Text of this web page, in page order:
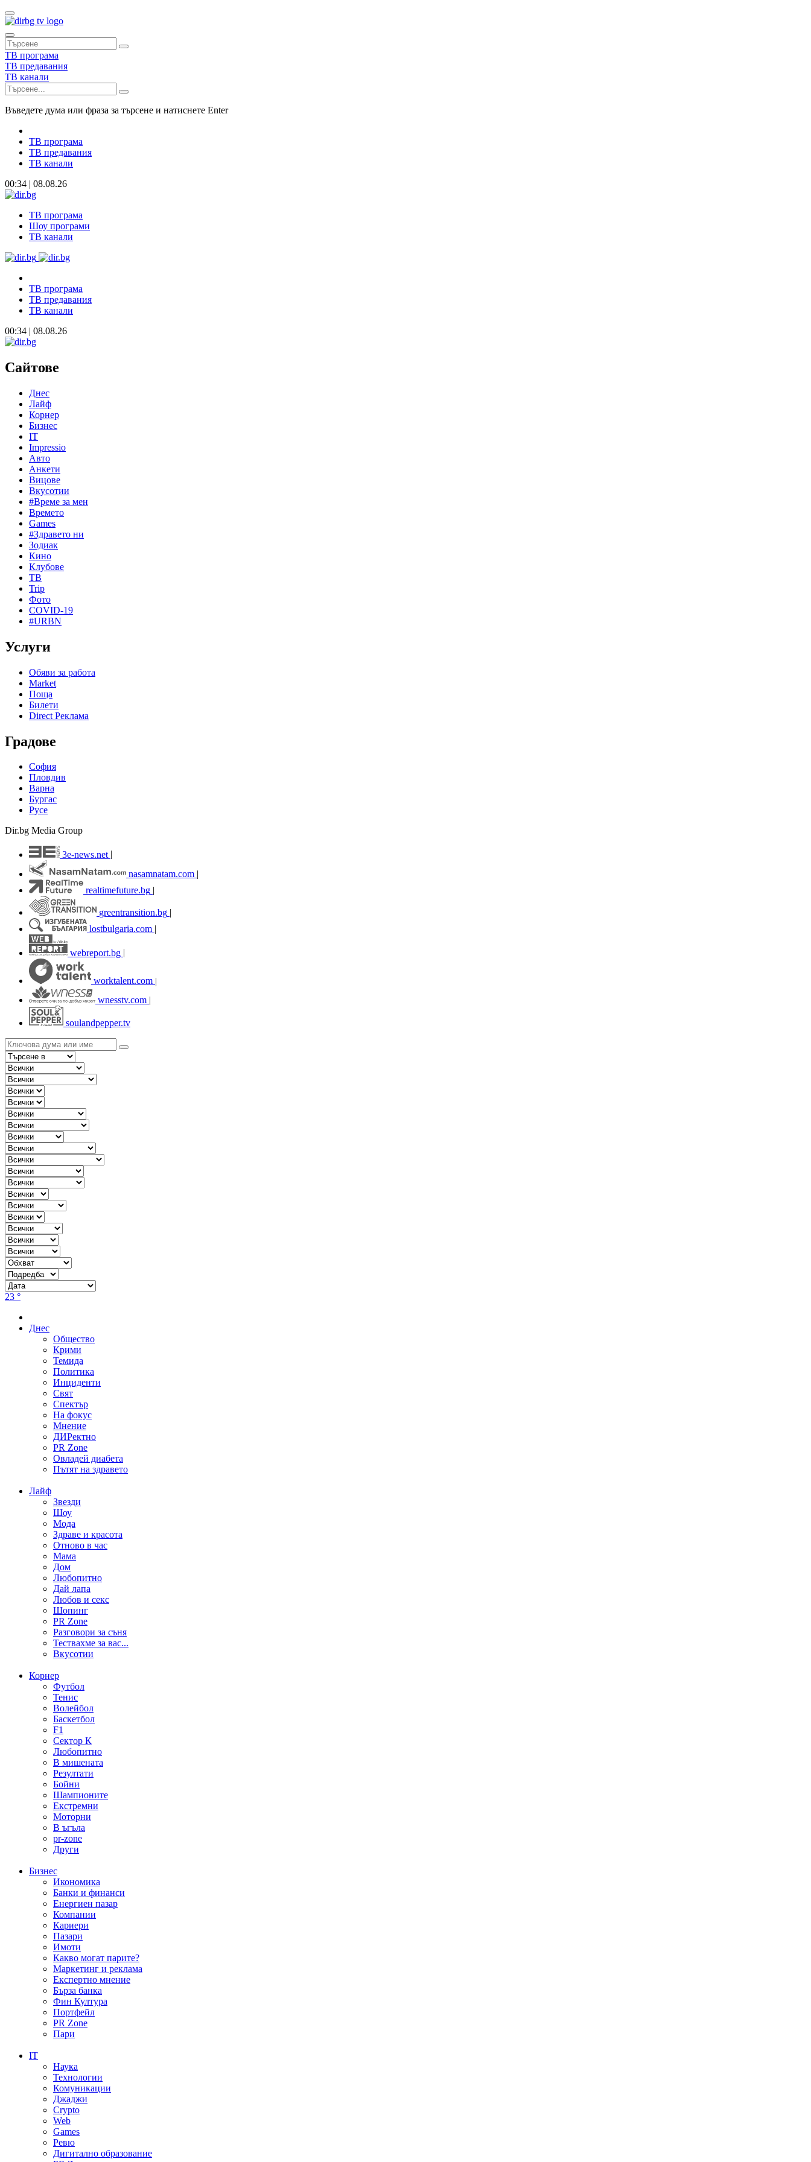
ТВ програма
ТВ предавания
ТВ канали
Въведете дума или фраза за търсене и натиснете Enter
ТВ програма
ТВ предавания
ТВ канали
00:34 | 08.08.26
ТВ програма
Шоу програми
ТВ канали
ТВ програма
ТВ предавания
ТВ канали
00:34 | 08.08.26
Сайтове
Днес
Лайф
Корнер
Бизнес
IT
Impressio
Авто
Анкети
Вицове
Вкусотии
#Време за мен
Времето
Games
#Здравето ни
Зодиак
Кино
Клубове
ТВ
Trip
Фото
COVID-19
#URBN
Услуги
Обяви за работа
Market
Поща
Билети
Direct Реклама
Градове
София
Пловдив
Варна
Бургас
Русе
Dir.bg Media Group
3e-news.net
nasamnatam.com |
realtimefuture.bg |
greentransition.bg |
lostbulgaria.com |
webreport.bg
worktalent.com |
wnesstv.com |
soulandpepper.tv
23 °
Днес
Общество
Крими
Темида
Политика
Инциденти
Свят
Спектър
На фокус
Мнение
ДИРектно
PR Zone
Овладей диабета
Пътят на здравето
Лайф
Звезди
Шоу
Мода
Здраве и красота
Отново в час
Мама
Дом
Любопитно
Дай лапа
Любов и секс
Шопинг
PR Zone
Разговори за съня
Тествахме за вас...
Вкусотии
Корнер
Футбол
Тенис
Волейбол
Баскетбол
F1
Сектор К
Любопитно
В мишената
Резултати
Бойни
Шампионите
Екстремни
Моторни
В ъгъла
pr-zone
Други
Бизнес
Икономика
Банки и финанси
Енергиен пазар
Компании
Кариери
Пазари
Имоти
Какво могат парите?
Маркетинг и реклама
Експертно мнение
Бърза банка
Фин Култура
Портфейл
PR Zone
Пари
IT
Наука
Технологии
Комуникации
Джаджи
Crypto
Web
Games
Ревю
Дигитално образование